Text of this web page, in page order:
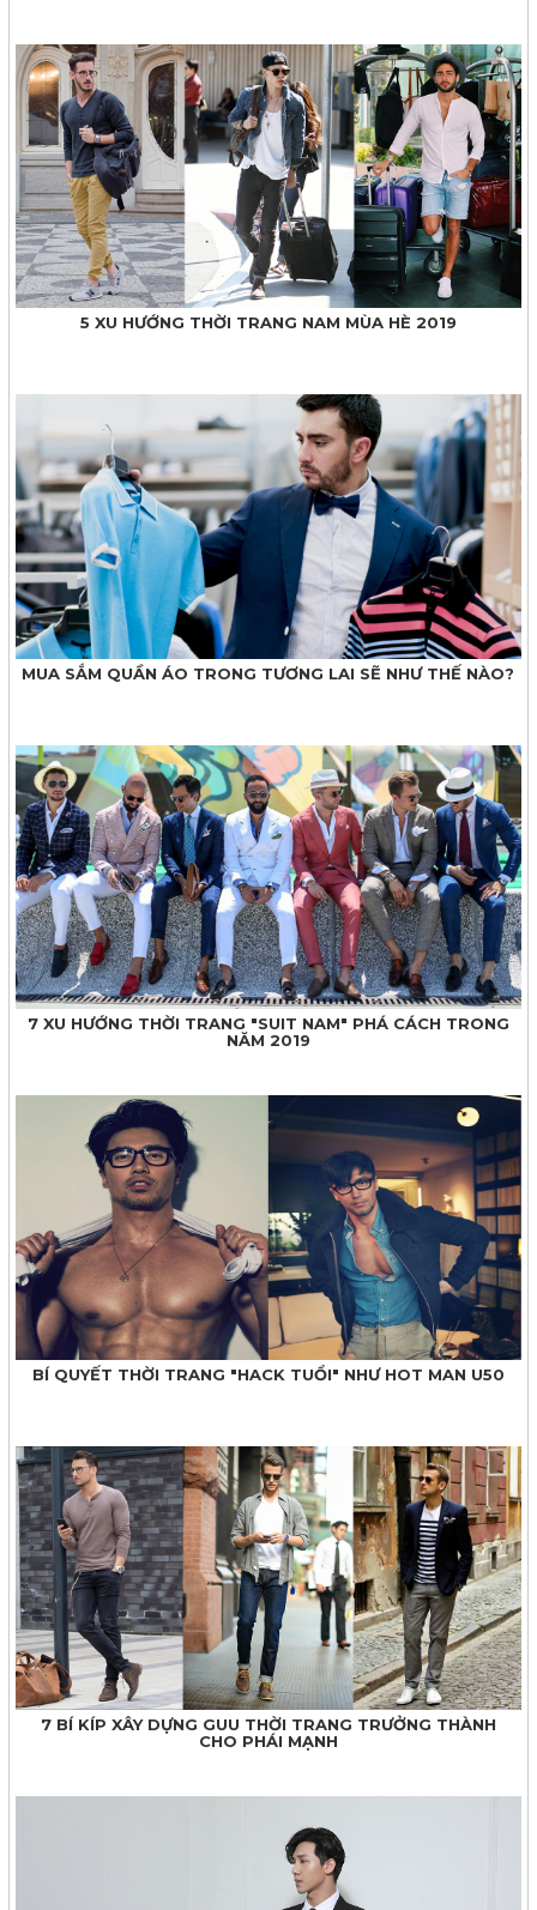
5 XU HƯỚNG THỜI TRANG NAM MÙA HÈ 2019
MUA SẮM QUẦN ÁO TRONG TƯƠNG LAI SẼ NHƯ THẾ NÀO?
7 XU HƯỚNG THỜI TRANG "SUIT NAM" PHÁ CÁCH TRONG
NĂM 2019
BÍ QUYẾT THỜI TRANG "HACK TUỔI" NHƯ HOT MAN U50
7 BÍ KÍP XÂY DỰNG GUU THỜI TRANG TRƯỞNG THÀNH
CHO PHÁI MẠNH